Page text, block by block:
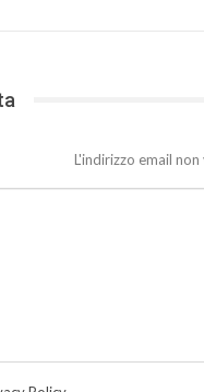
L'indirizzo email